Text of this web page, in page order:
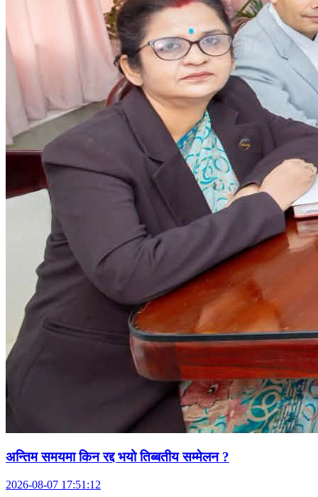
अन्तिम समयमा किन रद्द भयो तिब्बतीय सम्मेलन ?
2026-08-07 17:51:12